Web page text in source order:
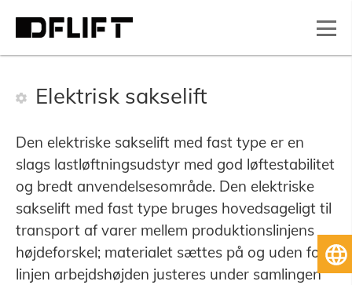
Elektrisk sakselift
Den elektriske sakselift med fast type er en
slags lastløftningsudstyr med god løftestabilitet
og bredt anvendelsesområde. Den elektriske
sakselift med fast type bruges hovedsageligt til
transport af varer mellem produktionslinjens
højdeforskel; materialet sættes på og uden for
linjen arbejdshøjden justeres under samlingen